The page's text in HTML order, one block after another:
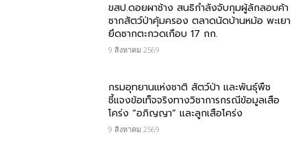
ขสป.ดอยผาช้าง สนธิกำลังจับกุมผู้ลักลอบค้า
ซากสัตว์ป่าคุ้มครอง ตลาดนัดบ้านหม้อ พะเยา
ยึดซากตะกวดเกือบ 17 กก.
9 สิงหาคม 2569
กรมอุทยานแห่งชาติ สัตว์ป่า และพันธุ์พืช​
ชี้แจงข้อเท็จจริงทางวิชาการกรณีข้อมูลเสือ
โคร่ง “อภิญญา” และลูกเสือโคร่ง
9 สิงหาคม 2569